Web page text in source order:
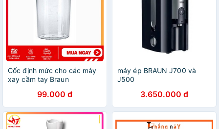
Cốc định mức cho các máy
xay cầm tay Braun
99.000 đ
máy ép BRAUN J700 và
J500
3.650.000 đ